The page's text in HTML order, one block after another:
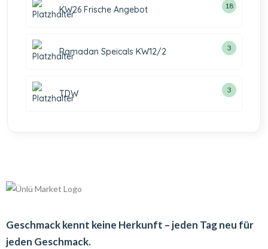
KW26 Frische Angebot 18
Ramadan Speicals KW12/2 3
TDW 3
Geschmack kennt keine Herkunft – jeden Tag neu für
jeden Geschmack.